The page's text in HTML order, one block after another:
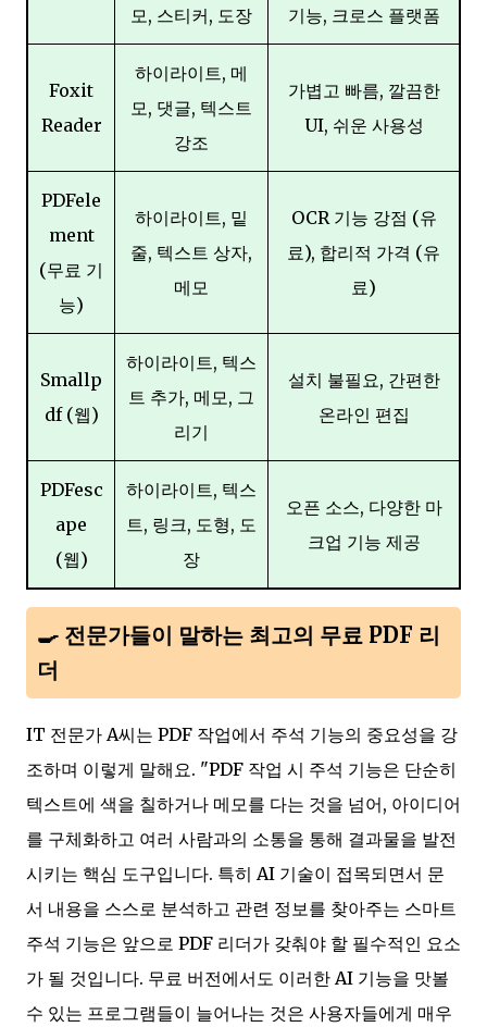
모, 스티커, 도장
기능, 크로스 플랫폼
Foxit
Reader
하이라이트, 메
모, 댓글, 텍스트
강조
가볍고 빠름, 깔끔한
UI, 쉬운 사용성
PDFele
ment
(무료 기
능)
하이라이트, 밑
줄, 텍스트 상자,
메모
OCR 기능 강점 (유
료), 합리적 가격 (유
료)
Smallp
df (웹)
하이라이트, 텍스
트 추가, 메모, 그
리기
설치 불필요, 간편한
온라인 편집
PDFesc
ape
(웹)
하이라이트, 텍스
트, 링크, 도형, 도
장
오픈 소스, 다양한 마
크업 기능 제공
🍳 전문가들이 말하는 최고의 무료 PDF 리
더
IT 전문가 A씨는 PDF 작업에서 주석 기능의 중요성을 강
조하며 이렇게 말해요. "PDF 작업 시 주석 기능은 단순히
텍스트에 색을 칠하거나 메모를 다는 것을 넘어, 아이디어
를 구체화하고 여러 사람과의 소통을 통해 결과물을 발전
시키는 핵심 도구입니다. 특히 AI 기술이 접목되면서 문
서 내용을 스스로 분석하고 관련 정보를 찾아주는 스마트
주석 기능은 앞으로 PDF 리더가 갖춰야 할 필수적인 요소
가 될 것입니다. 무료 버전에서도 이러한 AI 기능을 맛볼
수 있는 프로그램들이 늘어나는 것은 사용자들에게 매우